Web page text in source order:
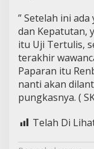
” Setelah ini
dan Kepatutan,
itu Uji Tertulis,
terakhir
Paparan itu
nanti akan
pungkasnya. (
Telah Di